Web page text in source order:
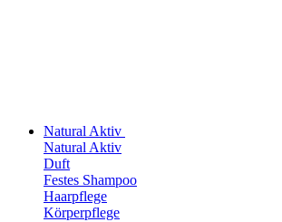
Natural Aktiv
Natural Aktiv
Duft
Festes Shampoo
Haarpflege
Körperpflege